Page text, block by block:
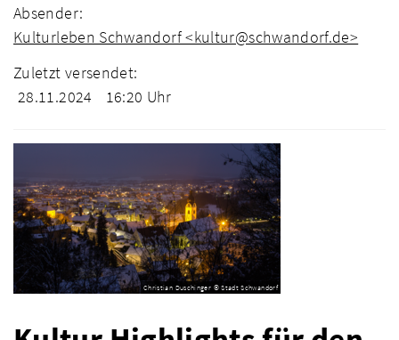
Absender:
Kulturleben Schwandorf <kultur@schwandorf.de>
Zuletzt versendet:
28.11.2024
16:20 Uhr
Christian Duschinger © Stadt Schwandorf